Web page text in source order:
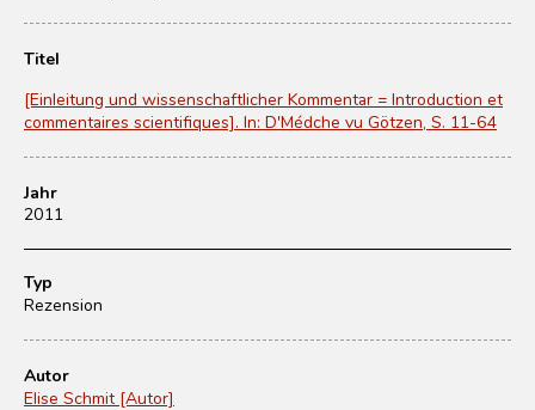
Titel
[Einleitung und wissenschaftlicher Kommentar = Introduction et
commentaires scientifiques]. In: D'Médche vu Götzen, S. 11-64
Jahr
2011
Typ
Rezension
Autor
Elise Schmit [Autor]